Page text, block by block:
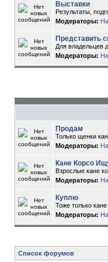
Выставки
Результаты,
Модераторы:
Представить
Для владельцев
Модераторы:
Продам
Только щенки
Модераторы:
Кане Корсо
Взрослые кане
Модераторы:
Куплю
Тоже только кане
Модераторы:
Список форумов